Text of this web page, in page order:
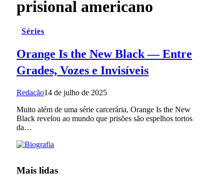
prisional americano
Séries
Orange Is the New Black — Entre
Grades, Vozes e Invisíveis
Redação14 de julho de 2025
Muito além de uma série carcerária, Orange Is the New
Black revelou ao mundo que prisões são espelhos tortos
da…
Mais lidas